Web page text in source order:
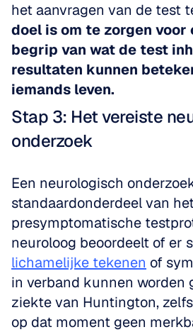
het aanvragen van de test
doel is om te zorgen voor
begrip van wat de test
resultaten kunnen
iemands leven.
Stap 3: Het vereiste
onderzoek
Een neurologisch
standaardonderdeel van
presymptomatische
lichamelijke tekenen of
in verband kunnen worden
ziekte van Huntington,
op dat moment geen